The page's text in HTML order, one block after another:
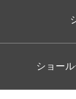
ショー